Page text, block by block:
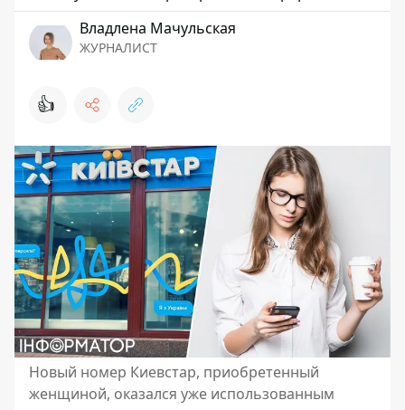
Владлена Мачульская
ЖУРНАЛИСТ
👍
Новый номер Киевстар, приобретенный
женщиной, оказался уже использованным